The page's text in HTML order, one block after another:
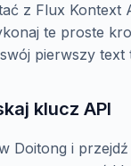
z Flux Kontext
te proste
pierwszy text
klucz API
Doitong i